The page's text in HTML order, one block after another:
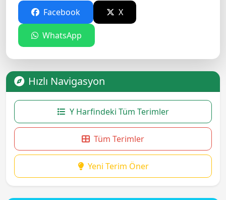
Facebook X
WhatsApp
Hızlı Navigasyon
Y Harfindeki Tüm Terimler
Tüm Terimler
Yeni Terim Öner